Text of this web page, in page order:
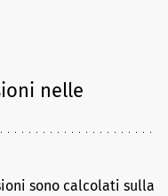
nelle
sono calcolati sulla